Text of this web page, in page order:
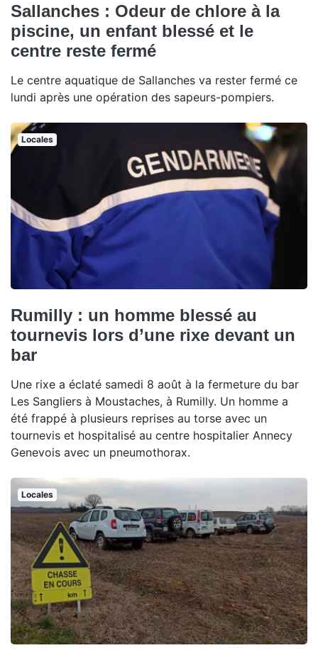
Sallanches : Odeur de chlore à la
piscine, un enfant blessé et le
centre reste fermé
Le centre aquatique de Sallanches va rester fermé ce
lundi après une opération des sapeurs-pompiers.
Locales
Rumilly : un homme blessé au
tournevis lors d’une rixe devant un
bar
Une rixe a éclaté samedi 8 août à la fermeture du bar
Les Sangliers à Moustaches, à Rumilly. Un homme a
été frappé à plusieurs reprises au torse avec un
tournevis et hospitalisé au centre hospitalier Annecy
Genevois avec un pneumothorax.
Locales